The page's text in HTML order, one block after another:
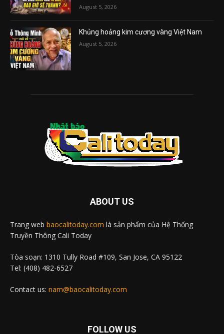
August 5, 2026
Khủng hoảng kim cương vàng Việt Nam
August 5, 2026
ABOUT US
Trang web baocalitoday.com là sản phẩm của Hệ Thống
Truyền Thông Cali Today
Tòa soạn: 1310 Tully Road #109, San Jose, CA 95122
Tel: (408) 482-6527
Contact us: nam@baocalitoday.com
FOLLOW US